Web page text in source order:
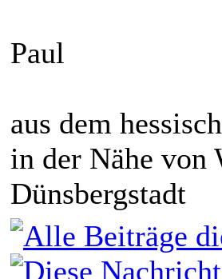
Paul
aus dem
in der Nähe von
Dünsbergstadt